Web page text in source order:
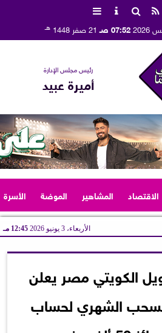
07:52 صـ 21 صفر 1448 هـ
رئيس مجلس الإدارة
أميرة عبيد
الاقتصاد المشاهير الموضة الأسرة
الأربعاء، 3 يونيو 2026 12:45 مـ
الكويتي مصر يعلن
الشهري لحساب